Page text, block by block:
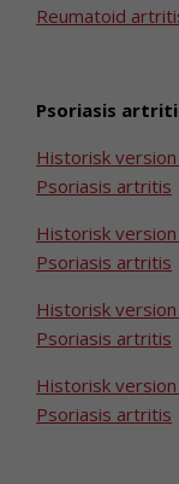
Reumatoid
Psoriasis
Historisk
Psoriasis artritis
Historisk
Psoriasis artritis
Historisk
Psoriasis artritis
Historisk
Psoriasis artritis